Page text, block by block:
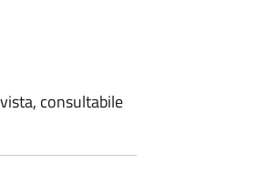
consultabile